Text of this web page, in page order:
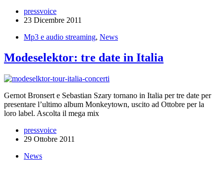
pressvoice
23 Dicembre 2011
Mp3 e audio streaming, News
Modeselektor: tre date in Italia
Gernot Bronsert e Sebastian Szary tornano in Italia per tre date per
presentare l’ultimo album Monkeytown, uscito ad Ottobre per la
loro label. Ascolta il mega mix
pressvoice
29 Ottobre 2011
News